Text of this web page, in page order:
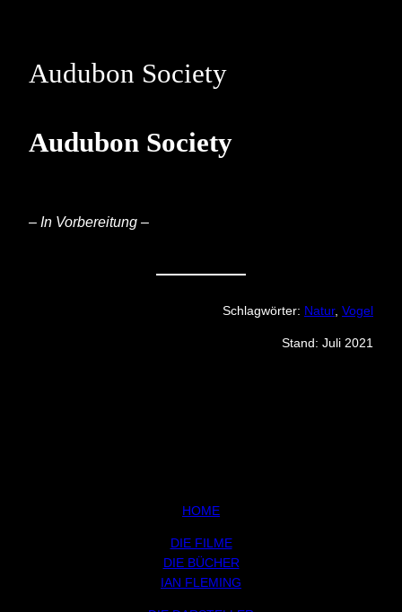
contentAudubon Society
Audubon Society
– In Vorbereitung –
Schlagwörter: Natur, Vogel
Stand: Juli 2021
HOME
DIE FILME
DIE BÜCHER
IAN FLEMING